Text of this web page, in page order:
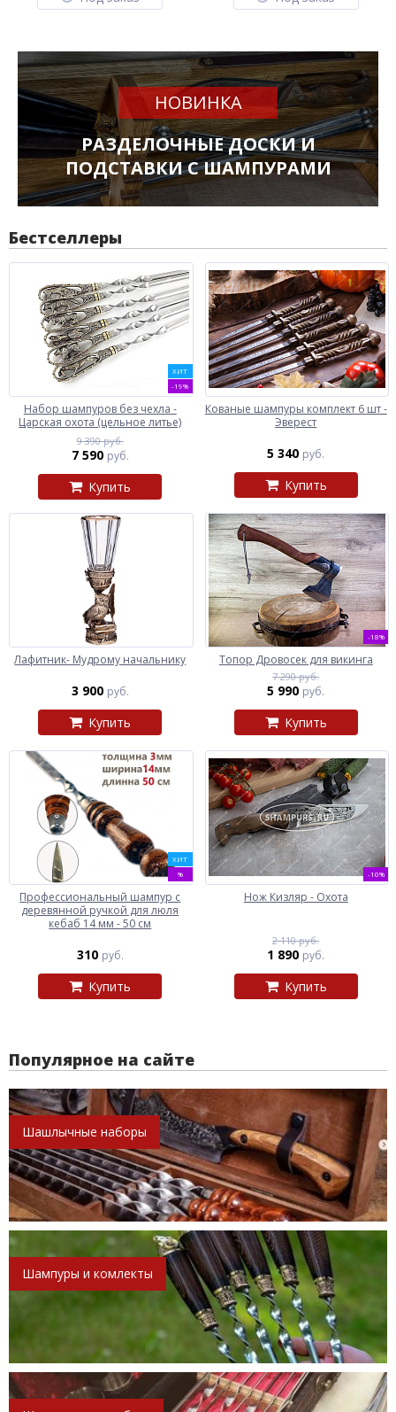
НОВИНКА
РАЗДЕЛОЧНЫЕ ДОСКИ И
ПОДСТАВКИ С ШАМПУРАМИ
Бестселлеры
ХИТ
-19%
Набор шампуров без чехла -
Царская охота (цельное литье)
9 390 руб.
7 590 руб.
Купить
Кованые шампуры комплект 6 шт -
Эверест
5 340 руб.
Купить
Лафитник- Мудрому начальнику
3 900 руб.
Купить
-18%
Топор Дровосек для викинга
7 290 руб.
5 990 руб.
Купить
ХИТ
%
Профессиональный шампур с
деревянной ручкой для люля
кебаб 14 мм - 50 см
310 руб.
Купить
-10%
Нож Кизляр - Охота
2 110 руб.
1 890 руб.
Купить
Популярное на сайте
Шашлычные наборы
Шампуры и комлекты